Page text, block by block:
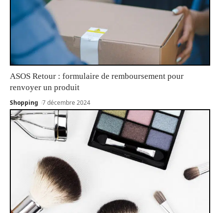
ASOS Retour : formulaire de remboursement pour
renvoyer un produit
Shopping 7 décembre 2024